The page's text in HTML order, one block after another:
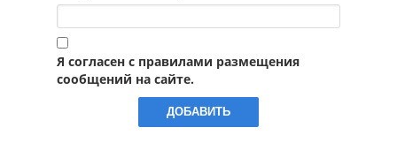
Я согласен с правилами размещения
сообщений на сайте.